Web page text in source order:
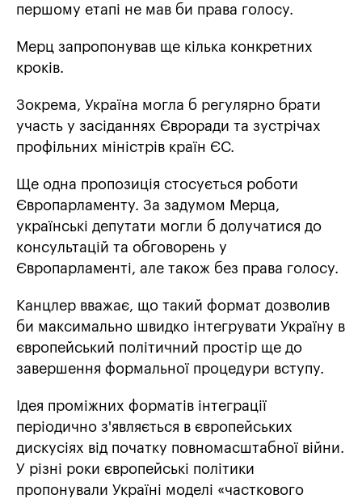
першому етапі не мав би права голосу.
Мерц запропонував ще кілька конкретних
кроків.
Зокрема, Україна могла б регулярно брати
участь у засіданнях Євроради та зустрічах
профільних міністрів країн ЄС.
Ще одна пропозиція стосується роботи
Європарламенту. За задумом Мерца,
українські депутати могли б долучатися до
консультацій та обговорень у
Європарламенті, але також без права голосу.
Канцлер вважає, що такий формат дозволив
би максимально швидко інтегрувати Україну в
європейський політичний простір ще до
завершення формальної процедури вступу.
Ідея проміжних форматів інтеграції
періодично з'являється в європейських
дискусіях від початку повномасштабної війни.
У різні роки європейські політики
пропонували Україні моделі «часткового